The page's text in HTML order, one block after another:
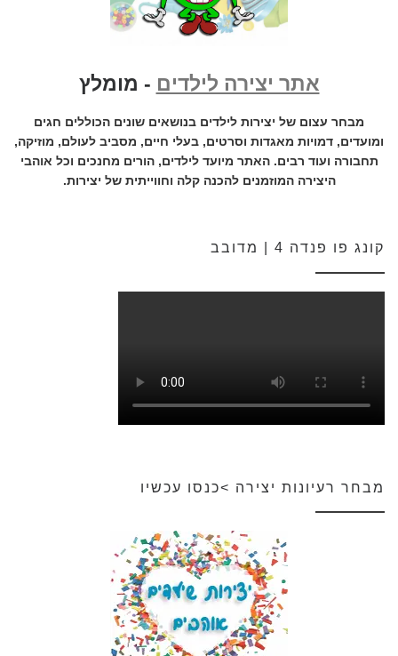
אתר יצירה לילדים - מומלץ
מבחר עצום של יצירות לילדים בנושאים שונים הכוללים חגים
ומועדים, דמויות מאגדות וסרטים, בעלי חיים, מסביב לעולם, מוזיקה,
תחבורה ועוד רבים. האתר מיועד לילדים, הורים מחנכים וכל אוהבי
היצירה המוזמנים להכנה קלה וחווייתית של יצירות.
קונג פו פנדה 4 | מדובב
מבחר רעיונות יצירה >כנסו עכשיו